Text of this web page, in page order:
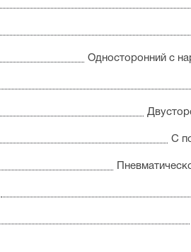
Односторонний с
С